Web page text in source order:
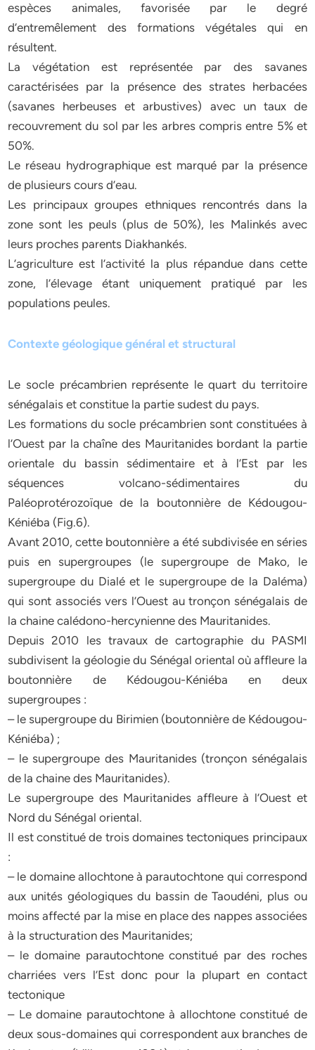
espèces animales, favorisée par le degré
d’entremêlement des formations végétales qui en
résultent.
La végétation est représentée par des savanes
caractérisées par la présence des strates herbacées
(savanes herbeuses et arbustives) avec un taux de
recouvrement du sol par les arbres compris entre 5% et
50%.
Le réseau hydrographique est marqué par la présence
de plusieurs cours d’eau.
Les principaux groupes ethniques rencontrés dans la
zone sont les peuls (plus de 50%), les Malinkés avec
leurs proches parents Diakhankés.
L’agriculture est l’activité la plus répandue dans cette
zone, l’élevage étant uniquement pratiqué par les
populations peules.
Contexte géologique général et structural
Le socle précambrien représente le quart du territoire
sénégalais et constitue la partie sudest du pays.
Les formations du socle précambrien sont constituées à
l’Ouest par la chaîne des Mauritanides bordant la partie
orientale du bassin sédimentaire et à l’Est par les
séquences volcano-sédimentaires du
Paléoprotérozoïque de la boutonnière de Kédougou-
Kéniéba (Fig.6).
Avant 2010, cette boutonnière a été subdivisée en séries
puis en supergroupes (le supergroupe de Mako, le
supergroupe du Dialé et le supergroupe de la Daléma)
qui sont associés vers l’Ouest au tronçon sénégalais de
la chaine calédono-hercynienne des Mauritanides.
Depuis 2010 les travaux de cartographie du PASMI
subdivisent la géologie du Sénégal oriental où affleure la
boutonnière de Kédougou-Kéniéba en deux
supergroupes :
– le supergroupe du Birimien (boutonnière de Kédougou-
Kéniéba) ;
– le supergroupe des Mauritanides (tronçon sénégalais
de la chaine des Mauritanides).
Le supergroupe des Mauritanides affleure à l’Ouest et
Nord du Sénégal oriental.
Il est constitué de trois domaines tectoniques principaux
:
– le domaine allochtone à parautochtone qui correspond
aux unités géologiques du bassin de Taoudéni, plus ou
moins affecté par la mise en place des nappes associées
à la structuration des Mauritanides;
– le domaine parautochtone constitué par des roches
charriées vers l’Est donc pour la plupart en contact
tectonique
– Le domaine parautochtone à allochtone constitué de
deux sous-domaines qui correspondent aux branches de